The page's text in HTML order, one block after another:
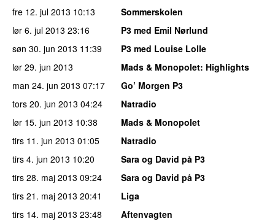
fre 12. jul 2013 10:13
Sommerskolen
lør 6. jul 2013 23:16
P3 med Emil Nørlund
søn 30. jun 2013 11:39
P3 med Louise Lolle
lør 29. jun 2013
Mads & Monopolet: Highlights
man 24. jun 2013 07:17
Go’ Morgen P3
tors 20. jun 2013 04:24
Natradio
lør 15. jun 2013 10:38
Mads & Monopolet
tirs 11. jun 2013 01:05
Natradio
tirs 4. jun 2013 10:20
Sara og David på P3
tirs 28. maj 2013 09:24
Sara og David på P3
tirs 21. maj 2013 20:41
Liga
tirs 14. maj 2013 23:48
Aftenvagten